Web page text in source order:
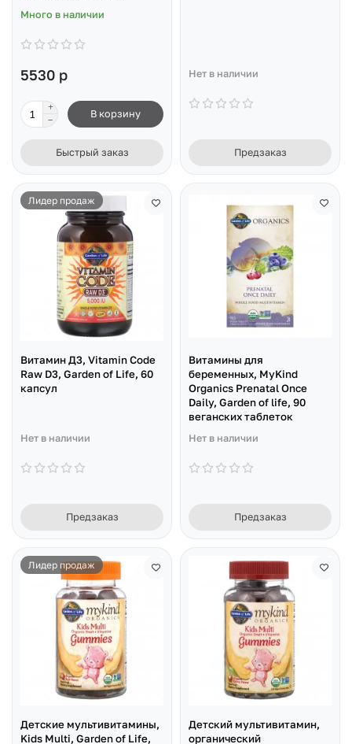
Много в наличии
5530 р
В корзину
Быстрый заказ
Нет в наличии
Предзаказ
Лидер продаж
Витамин Д3, Vitamin Code
Raw D3, Garden of Life, 60
капсул
Нет в наличии
Предзаказ
Витамины для
беременных, MyKind
Organics Prenatal Once
Daily, Garden of life, 90
веганских таблеток
Нет в наличии
Предзаказ
Лидер продаж
Детские мультивитамины,
Kids Multi, Garden of Life,
Детский мультивитамин,
органический